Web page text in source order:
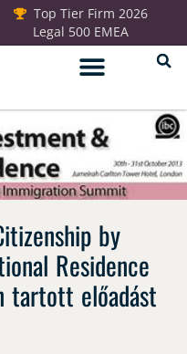
Top Tier Firm 2026
Legal 500 EMEA
by
Residence
tartott előadást